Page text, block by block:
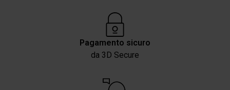
Pagamento sicuro
da 3D Secure